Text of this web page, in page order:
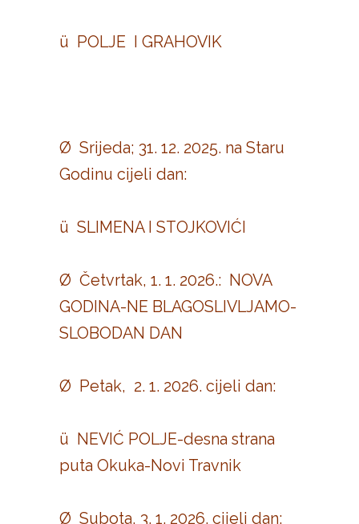
ü POLJE I GRAHOVIK
Ø Srijeda; 31. 12. 2025. na Staru
Godinu cijeli dan:
ü SLIMENA I STOJKOVIĆI
Ø Četvrtak, 1. 1. 2026.: NOVA
GODINA-NE BLAGOSLIVLJAMO-
SLOBODAN DAN
Ø Petak, 2. 1. 2026. cijeli dan:
ü NEVIĆ POLJE-desna strana
puta Okuka-Novi Travnik
Ø Subota, 3. 1. 2026. cijeli dan: